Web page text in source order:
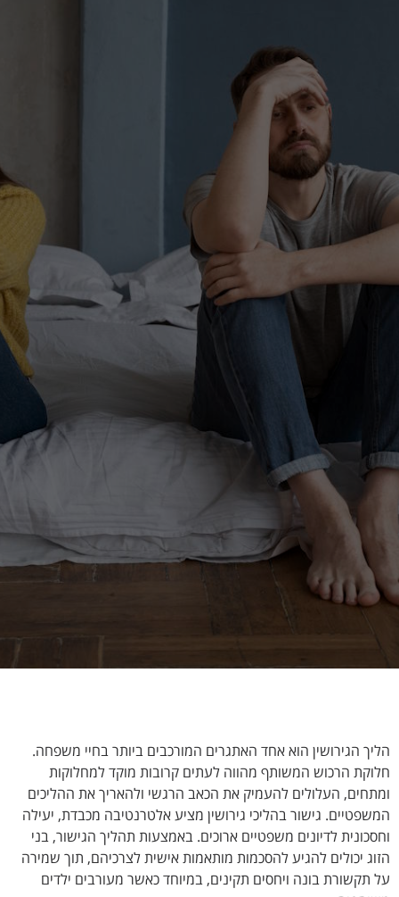
הליך הגירושין הוא אחד האתגרים המורכבים ביותר בחיי משפחה.
חלוקת הרכוש המשותף מהווה לעתים קרובות מוקד למחלוקות
ומתחים, העלולים להעמיק את הכאב הרגשי ולהאריך את ההליכים
המשפטיים. גישור בהליכי גירושין מציע אלטרנטיבה מכבדת, יעילה
וחסכונית לדיונים משפטיים ארוכים. באמצעות תהליך הגישור, בני
הזוג יכולים להגיע להסכמות מותאמות אישית לצרכיהם, תוך שמירה
על תקשורת בונה ויחסים תקינים, במיוחד כאשר מעורבים ילדים